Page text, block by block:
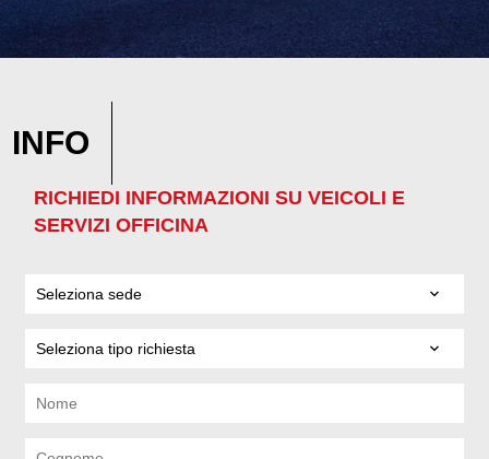
INFO
RICHIEDI INFORMAZIONI SU VEICOLI E
SERVIZI OFFICINA